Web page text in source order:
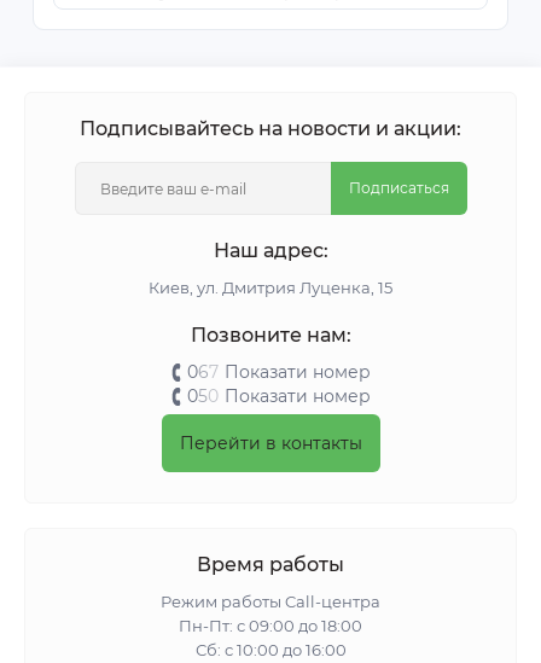
Подписывайтесь на новости и акции:
Подписаться
Наш адрес:
Киeв, ул. Дмитрия Луценка, 15
Позвоните нам:
067 Показати номер
050 Показати номер
Перейти в контакты
Время работы
Режим работы Call-центра
Пн-Пт: с 09:00 до 18:00
Сб: с 10:00 до 16:00